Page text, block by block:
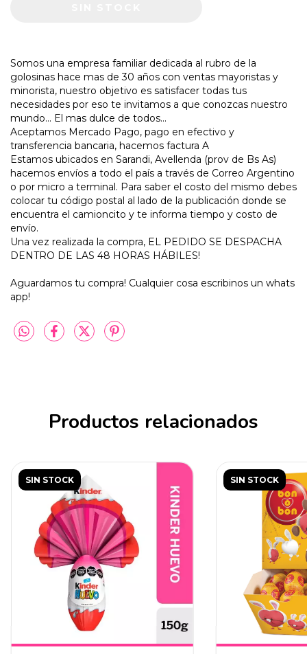
Somos una empresa familiar dedicada al rubro de la
golosinas hace mas de 30 años con ventas mayoristas y
minorista, nuestro objetivo es satisfacer todas tus
necesidades por eso te invitamos a que conozcas nuestro
mundo... El mas dulce de todos...
Aceptamos Mercado Pago, pago en efectivo y
transferencia bancaria, hacemos factura A
Estamos ubicados en Sarandi, Avellenda (prov de Bs As)
hacemos envíos a todo el país a través de Correo Argentino
o por micro a terminal. Para saber el costo del mismo debes
colocar tu código postal al lado de la publicación donde se
encuentra el camioncito y te informa tiempo y costo de
envío.
Una vez realizada la compra, EL PEDIDO SE DESPACHA
DENTRO DE LAS 48 HORAS HÁBILES!
Aguardamos tu compra! Cualquier cosa escribinos un whats
app!
Productos relacionados
SIN STOCK SIN STOCK